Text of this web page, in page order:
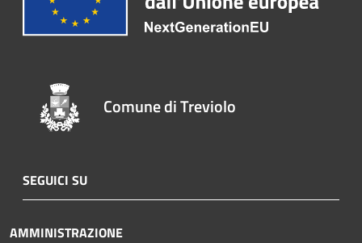
Comune di Treviolo
SEGUICI SU
AMMINISTRAZIONE